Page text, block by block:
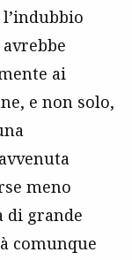
ai
e non solo,
meno
di grande
comunque